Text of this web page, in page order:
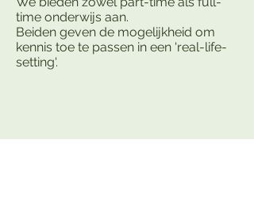
time onderwijs aan.
Beiden geven de mogelijkheid om
kennis toe te passen in een 'real-life-
setting'.